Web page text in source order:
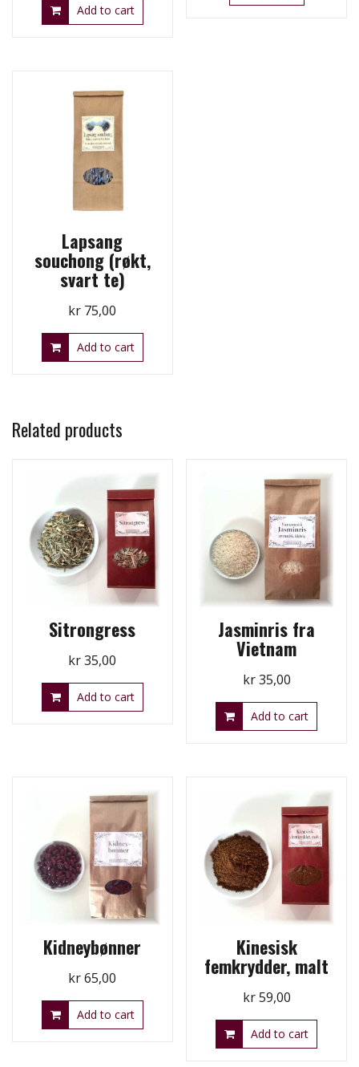
Add to cart
Lapsang
souchong (røkt,
svart te)
kr 75,00
Add to cart
Related products
Sitrongress
kr35,00
Add to cart
Jasminris fra
Vietnam
kr35,00
Add to cart
Kidneybønner
kr65,00
Add to cart
Kinesisk
femkrydder, malt
kr59,00
Add to cart